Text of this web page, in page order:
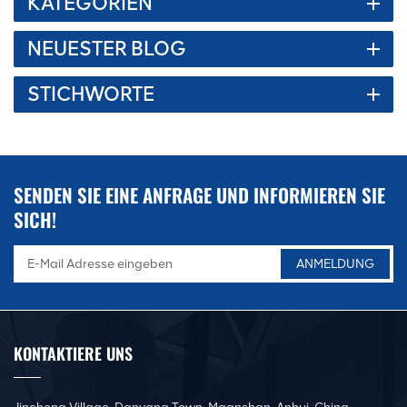
appearance, exquisite workmanship, and pursuit of details,
striving for perfection in mechanical processing welding,
component assembly, painting, labeling, and other aspects. *
Adopting high-quality steel plate welding structure,tempering to
eliminate stress, the frame is thick, rigid, and has strong Shock
absorption. *The structural components are derusted by
upper working slider, and lower worktable of the machine tool are
machine, ensuring the parallelism, verticality, and parallelism of
each installation surface. *Upward moving bending design,
smooth operation, convenient operation, and safety. Main
Structure And Working Principle This machine tool mainly consists
system, and a mold * Rack: Adopting an all steel welded structure
conditions through finite element analysis to achieve the required
load conditions, After welding, annealing treatment is used to
Servo-Abkantpresse basiert hauptsächlich auf Servomotor und
Schraubendrehung, sodass sich der Schieber bei langfristiger
Arbeit auf und ab bewegt und seine Positionierungsgenauigkeit
dennoch genau bleiben kann! Mehr Maschine, Details, gerne
anfragen! 一. Hauptstruktur und Funktionsprinzip der
ausreichender Festigkeit und Steifigkeit，und durch Finite-
Elemente-Analyse zur Simulation realer Lastbedingungen um die
erforderlichen Lastbedingungen zu erreichen。Nach dem
Schweißen wird eine Glühbehandlung durchgeführt, um die
verbleibende Schweißspannung des Rahmens zu beseitigen.
Mit dem NCmax CNC-Biegesystem ist dieses System unabhängig
NEUESTER BLOG
STICHWORTE
SENDEN SIE EINE ANFRAGE UND INFORMIEREN SIE
SICH!
KONTAKTIERE UNS